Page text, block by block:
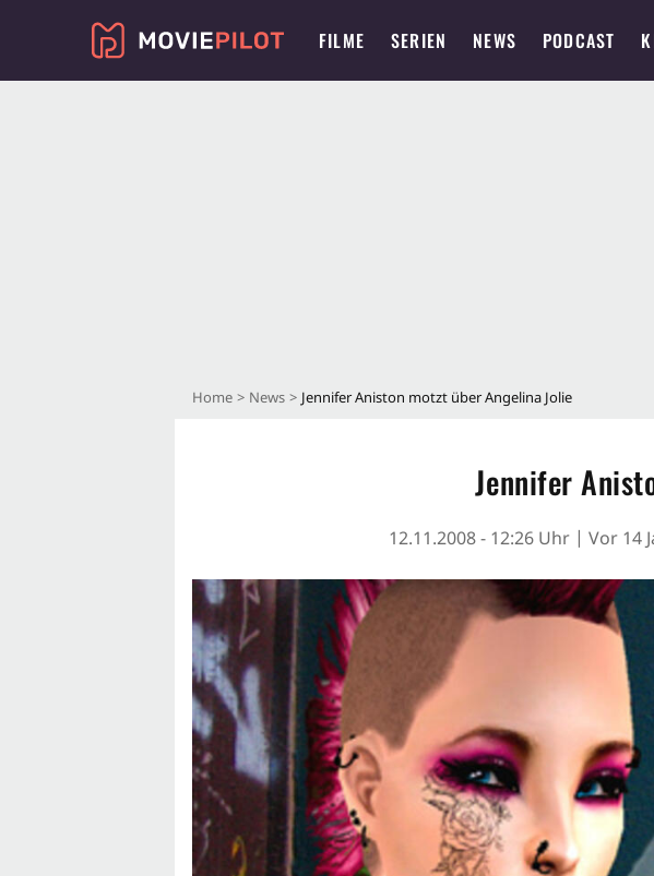
FILME SERIEN NEWS PODCAST
Home News Jennifer Aniston motzt über Angelina Jolie
Jennifer
12.11.2008 - 12:26 Uhr Vor 14